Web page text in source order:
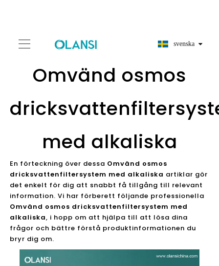
svenska
Omvänd osmos
med alkaliska
En förteckning över dessa Omvänd osmos
dricksvattenfiltersystem med alkaliska artiklar gör
det enkelt för dig att snabbt få tillgång till relevant
information. Vi har förberett följande professionella
Omvänd osmos dricksvattenfiltersystem med
alkaliska, i hopp om att hjälpa till att lösa dina
frågor och bättre förstå produktinformationen du
bryr dig om.